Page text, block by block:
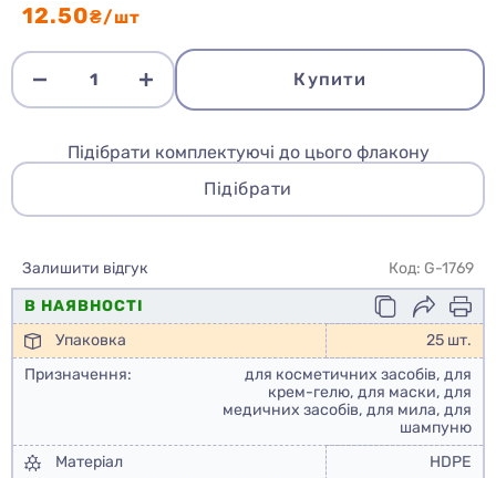
12.50₴/шт
Купити
Підібрати комплектуючі до цього флакону
Підібрати
Залишити відгук
Код: G-1769
В НАЯВНОСТІ
Упаковка
25 шт.
Призначення:
для косметичних засобів, для
крем-гелю, для маски, для
медичних засобів, для мила, для
шампуню
Матеріал
HDPE